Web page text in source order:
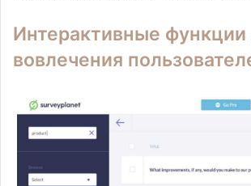
Интерактивные функции
вовлечения